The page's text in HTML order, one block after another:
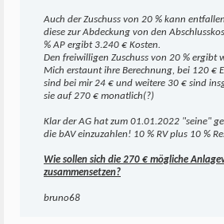
Auch der Zuschuss von 20 % kann
diese zur Abdeckung von den
% AP ergibt 3.240 € Kosten.
Den freiwilligen Zuschuss von 20 % ergibt
Mich erstaunt ihre Berechnung, bei 120 €
sind bei mir 24 € und weitere 30 € sind
sie auf 270 € monatlich(?)
Klar der AG hat zum 01.01.2022 "seine"
die bAV einzuzahlen! 10 % RV plus 10 %
Wie sollen sich die 270 € mögliche
zusammensetzen?
bruno68